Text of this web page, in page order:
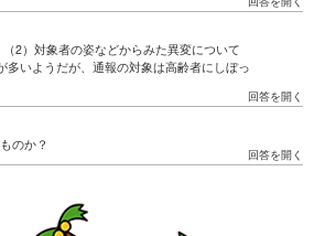
2）対象者の姿などからみた異変について
多いようだが、通報の対象は高齢者にしぼっ
のか？